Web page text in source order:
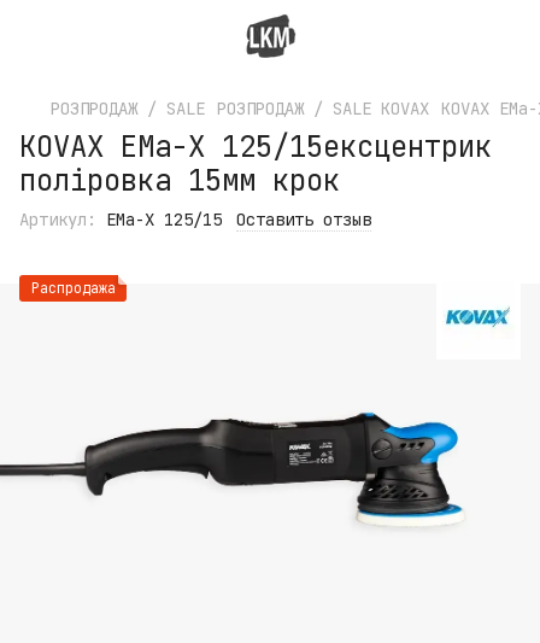
РОЗПРОДАЖ / SALE РОЗПРОДАЖ / SALE KOVAX KOVAX
KOVAX EMa-X 125/15ексцентрик
поліровка 15мм крок
Артикул: EMa-X 125/15 Оставить отзыв
Распродажа